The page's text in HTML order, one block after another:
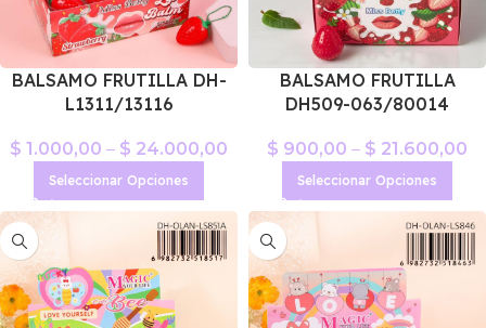
BALSAMO FRUTILLA DH-
L1311/13116
$ 1.000,00 – $ 24.000,00
Seleccionar Opciones
BALSAMO FRUTILLA
DH509-063/80014
$ 900,00 – $ 21.600,00
Seleccionar Opciones